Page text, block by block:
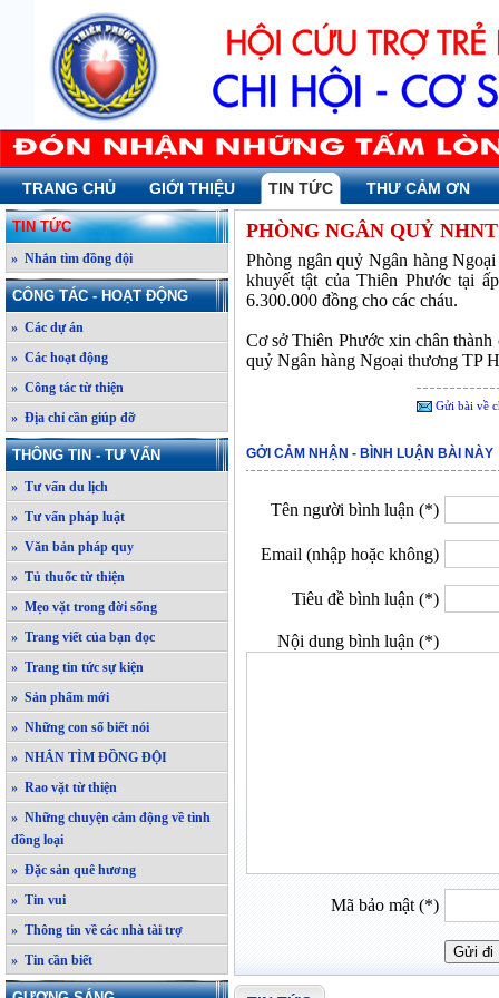
TRANG CHỦ GIỚI THIỆU TIN TỨC THƯ CẢM ƠN
TIN TỨC
» Nhắn tìm đồng đội
CÔNG TÁC - HOẠT ĐỘNG
» Các dự án
» Các hoạt động
» Công tác từ thiện
» Địa chỉ cần giúp đỡ
THÔNG TIN - TƯ VẤN
» Tư vấn du lịch
» Tư vấn pháp luật
» Văn bản pháp quy
» Tủ thuốc từ thiện
» Mẹo vặt trong đời sống
» Trang viết của bạn đọc
» Trang tin tức sự kiện
» Sản phẩm mới
» Những con số biết nói
» NHẮN TÌM ĐỒNG ĐỘI
» Rao vặt từ thiện
» Những chuyện cảm động về tình
đồng loại
» Đặc sản quê hương
» Tin vui
» Thông tin về các nhà tài trợ
» Tin cần biết
PHÒNG NGÂN QUỶ
Phòng ngân quỷ Ngân hàng
khuyết tật của Thiên Phước tại
6.300.000 đồng cho các cháu.
Cơ sở Thiên Phước xin chân
quỷ Ngân hàng Ngoại thương TP
Gửi bài về
GỞI CẢM NHẬN - BÌNH LUẬN BÀI NÀY
Tên người bình luận (*)
Email (nhập hoặc không)
Tiêu đề bình luận (*)
Nội dung bình luận (*)
Mã bảo mật (*)